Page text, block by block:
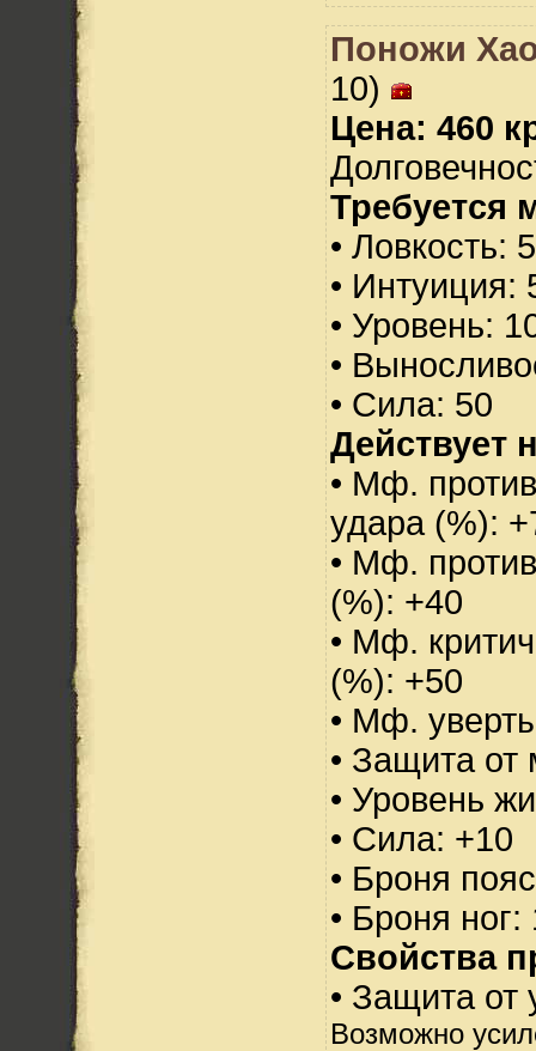
Поножи
10)
Цена: 460
Требуется
• Ловкость:
• Интуиция:
• Уровень:
•
• Сила: 50
Действует
• Мф.
удара (%):
• Мф.
(%): +40
• Мф.
(%): +50
• Мф.
• Защита от
• Уровень
• Сила: +10
• Броня
• Броня
Свойства
• Защита от
Возможно